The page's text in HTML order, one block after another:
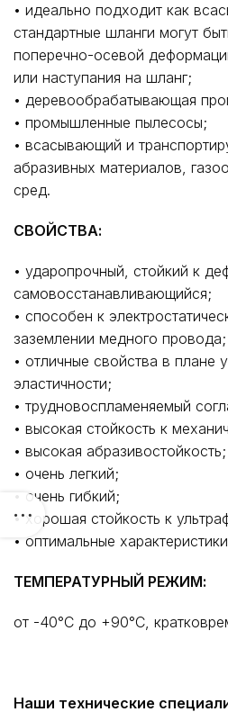
• идеально подходит как
стандартные шланги могут
поперечно-осевой
или наступания на шланг;
• деревообрабатывающая
• промышленные пылесосы;
• всасывающий и
абразивных материалов,
сред.
СВОЙСТВА:
• ударопрочный, стойкий к
самовосстанавливающийся;
• способен к
заземлении медного провода;
• отличные свойства в плане
эластичности;
• трудновоспламеняемый
• высокая стойкость к
• высокая абразивостойкость;
• очень легкий;
• очень гибкий;
• хорошая стойкость к
• оптимальные
ТЕМПЕРАТУРНЫЙ РЕЖИМ:
от -40°C до +90°C,
Наши технические